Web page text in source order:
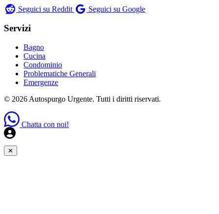
Seguici su Reddit
Seguici su Google
Servizi
Bagno
Cucina
Condominio
Problematiche Generali
Emergenze
© 2026 Autospurgo Urgente. Tutti i diritti riservati.
Chatta con noi!
✕